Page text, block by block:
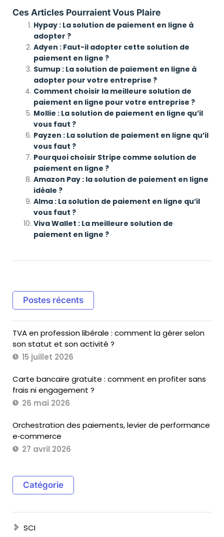
Ces Articles Pourraient Vous Plaire
Hypay : La solution de paiement en ligne à
adopter ?
Adyen : Faut-il adopter cette solution de
paiement en ligne ?
Sumup : La solution de paiement en ligne à
adopter pour votre entreprise ?
Comment choisir la meilleure solution de
paiement en ligne pour votre entreprise ?
Mollie : La solution de paiement en ligne qu’il
vous faut ?
Payzen : La solution de paiement en ligne qu’il
vous faut ?
Pourquoi choisir Stripe comme solution de
paiement en ligne ?
Amazon Pay : la solution de paiement en ligne
idéale ?
Alma : La solution de paiement en ligne qu’il
vous faut ?
Viva Wallet : La meilleure solution de
paiement en ligne ?
Postes récents
TVA en profession libérale : comment la gérer selon
son statut et son activité ?
15 juillet 2026
Carte bancaire gratuite : comment en profiter sans
frais ni engagement ?
26 mai 2026
Orchestration des paiements, levier de performance
e‑commerce
27 avril 2026
Catégorie
SCI